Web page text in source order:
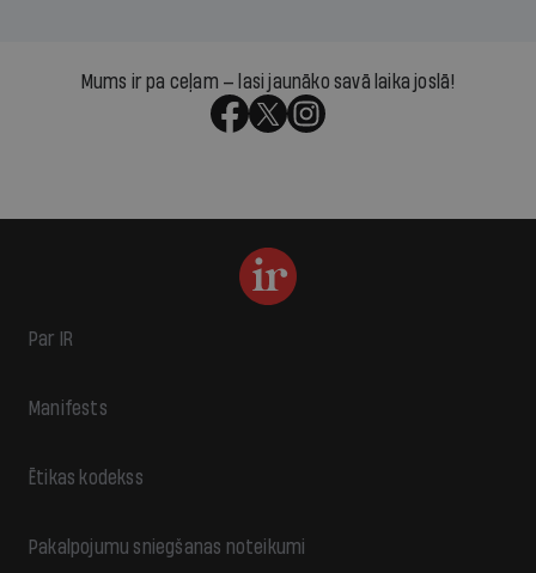
Mums ir pa ceļam — lasi jaunāko savā laika joslā!
Par IR
Manifests
Ētikas kodekss
Pakalpojumu sniegšanas noteikumi